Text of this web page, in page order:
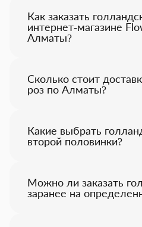
Как заказать
интернет-магазине
Алматы?
Сколько стоит
роз по Алматы?
бесплатную доставку
сумму от 25 000 тенге.
Какие выбрать
второй половинки?
Можно ли заказать
заранее на